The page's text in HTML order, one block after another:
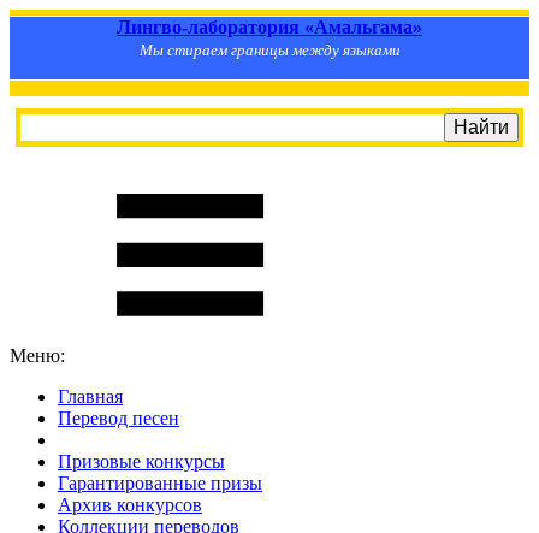
Лингво-лаборатория «Амальгама»
Мы стираем границы между языками
Меню:
Главная
Перевод песен
Призовые конкурсы
Гарантированные призы
Архив конкурсов
Коллекции переводов